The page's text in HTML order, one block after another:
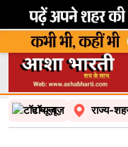
टॉप न्यूज़ राज्य-